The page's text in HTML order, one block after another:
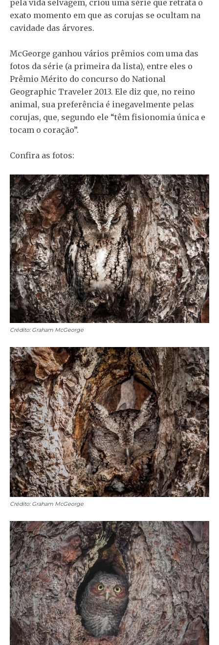
pela vida selvagem, criou uma série que retrata o
exato momento em que as corujas se ocultam na
cavidade das árvores.
McGeorge ganhou vários prêmios com uma das
fotos da série (a primeira da lista), entre eles o
Prêmio Mérito do concurso do National
Geographic Traveler 2013. Ele diz que, no reino
animal, sua preferência é inegavelmente pelas
corujas, que, segundo ele “têm fisionomia única e
tocam o coração”.
Confira as fotos:
Crédito: Graham McGeorge
Crédito: Graham McGeorge